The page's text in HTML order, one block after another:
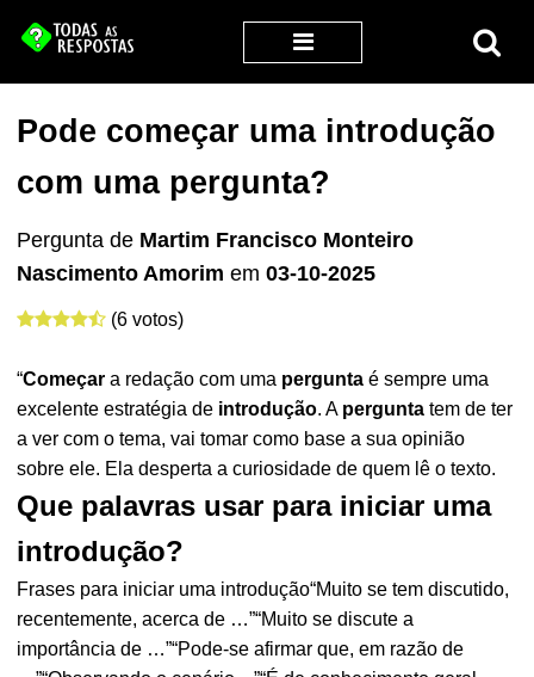
Pode começar uma introdução
com uma pergunta?
Pergunta de Martim Francisco Monteiro
Nascimento Amorim em03-10-2025
(6 votos)
“Começar a redação com uma pergunta é sempre uma
excelente estratégia de introdução. A pergunta tem de ter
a ver com o tema, vai tomar como base a sua opinião
sobre ele. Ela desperta a curiosidade de quem lê o texto.
Que palavras usar para iniciar uma
introdução?
Frases para iniciar uma introdução“Muito se tem discutido,
recentemente, acerca de …”“Muito se discute a
importância de …”“Pode-se afirmar que, em razão de